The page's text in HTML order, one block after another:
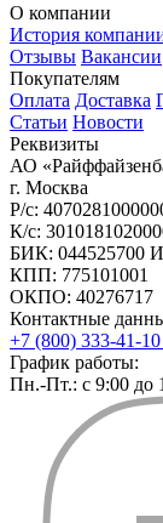
О компании
История
Отзывы Вакансии
Покупателям
Оплата Доставка
Статьи Новости
Реквизиты
АО
г. Москва
Р/с:
К/с:
БИК: 044525700
КПП: 775101001
ОКПО: 40276717
Контактные
+7 (800) 333-41-10
График работы:
Пн.-Пт.: с 9:00 до